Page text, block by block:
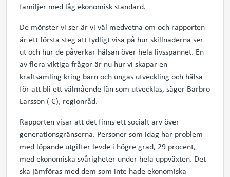
familjer med låg ekonomisk standard.
De mönster vi ser är vi väl medvetna om och rapporten
är ett första steg att tydligt visa på hur skillnaderna ser
ut och hur de påverkar hälsan över hela livsspannet. En
av flera viktiga frågor är nu hur vi skapar en
kraftsamling kring barn och ungas utveckling och hälsa
för att bli ett välmående län som utvecklas, säger Barbro
Larsson ( C), regionråd.
Rapporten visar att det finns ett socialt arv över
generationsgränserna. Personer som idag har problem
med löpande utgifter levde i högre grad, 29 procent,
med ekonomiska svårigheter under hela uppväxten. Det
ska jämföras med dem som inte hade ekonomiska